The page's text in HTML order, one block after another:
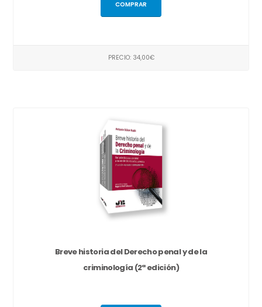
COMPRAR
PRECIO: 34,00€
Breve historia del Derecho penal y de la
criminología (2ª edición)